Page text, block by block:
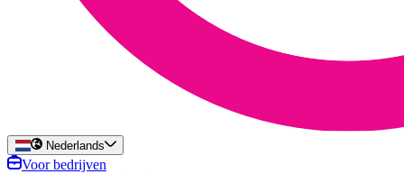
Nederlands
Voor bedrijven